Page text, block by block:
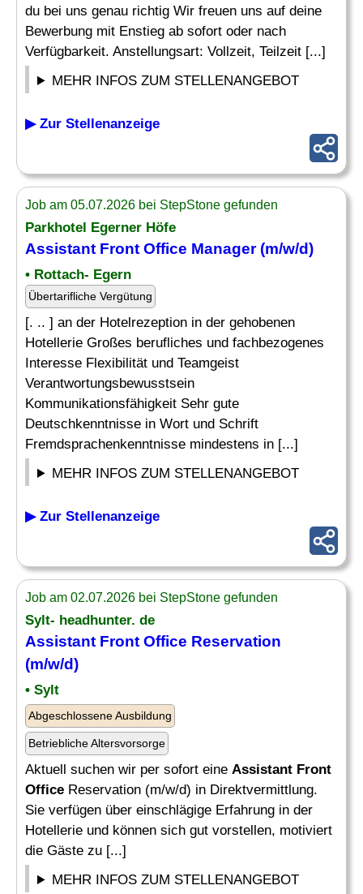
du bei uns genau richtig Wir freuen uns auf deine
Bewerbung mit Enstieg ab sofort oder nach
Verfügbarkeit. Anstellungsart: Vollzeit, Teilzeit [...]
MEHR INFOS ZUM STELLENANGEBOT
▶ Zur Stellenanzeige
Job am 05.07.2026 bei StepStone gefunden
Parkhotel Egerner Höfe
Assistant Front Office Manager (m/w/d)
• Rottach- Egern
Übertarifliche Vergütung
[. .. ] an der Hotelrezeption in der gehobenen
Hotellerie Großes berufliches und fachbezogenes
Interesse Flexibilität und Teamgeist
Verantwortungsbewusstsein
Kommunikationsfähigkeit Sehr gute
Deutschkenntnisse in Wort und Schrift
Fremdsprachenkenntnisse mindestens in [...]
MEHR INFOS ZUM STELLENANGEBOT
▶ Zur Stellenanzeige
Job am 02.07.2026 bei StepStone gefunden
Sylt- headhunter. de
Assistant Front Office Reservation
(m/w/d)
• Sylt
Abgeschlossene Ausbildung
Betriebliche Altersvorsorge
Aktuell suchen wir per sofort eine Assistant Front
Office Reservation (m/w/d) in Direktvermittlung.
Sie verfügen über einschlägige Erfahrung in der
Hotellerie und können sich gut vorstellen, motiviert
die Gäste zu [...]
MEHR INFOS ZUM STELLENANGEBOT